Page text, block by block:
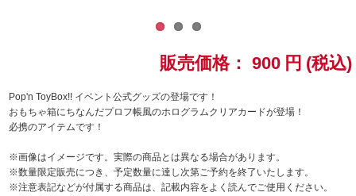
ラブライブ！
ラブライブ！サンシャイン‼
ラブライブ！虹ヶ咲学園スクールアイドル同好会
販売価格： 900 円 (税込)
Pop'n ToyBox!! イベント公式グッズの登場です！
おもちゃ箱にちなんだプロフ帳風のホログラムクリアカードが登場！
必携のアイテムです！
※画像はイメージです。実際の商品とは異なる場合があります。
※数量限定販売につき、予定数量に達し次第ご予約を終了いたします。
※注意表記などが付属する商品は、記載内容をよく読んでご使用ください。